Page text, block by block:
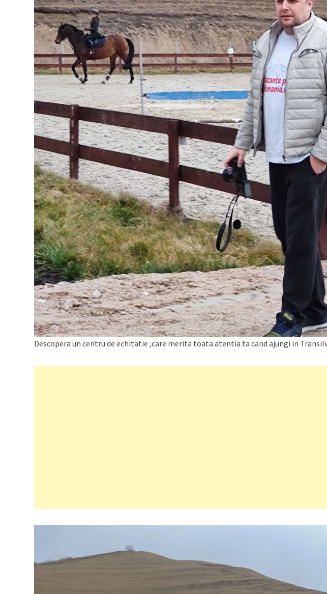
Descopera un centru de echitatie ,care merita toata atentia ta cand ajungi in